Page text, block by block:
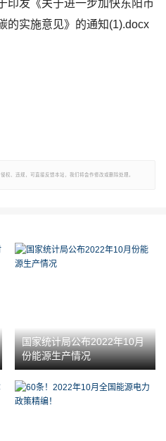
印发《关于进一步加快东阳市
的实施意见》的通知(1).docx
权、违规，可直接反馈本站，我们将会作修改或删除处理。
国家统计局公布2022年10月
份能源生产情况